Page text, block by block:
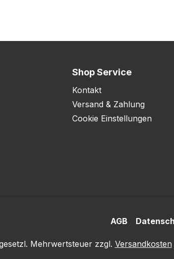
Shop Service
Kontakt
Versand & Zahlung
Cookie Einstellungen
AGB
Mehrwertsteuer zzgl. Versandkosten